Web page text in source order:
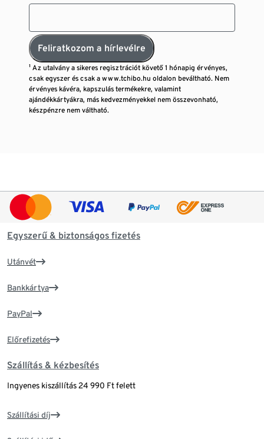
Feliratkozom a hírlevélre
¹ Az utalvány a sikeres regisztrációt követő 1 hónapig érvényes,
csak egyszer és csak a www.tchibo.hu oldalon beváltható. Nem
érvényes kávéra, kapszulás termékekre, valamint
ajándékkártyákra, más kedvezményekkel nem összevonható,
készpénzre nem váltható.
Egyszerű & biztonságos fizetés
Utánvét
Bankkártya
PayPal
Előrefizetés
Szállítás & kézbesítés
Ingyenes kiszállítás 24 990 Ft felett
Szállítási díj